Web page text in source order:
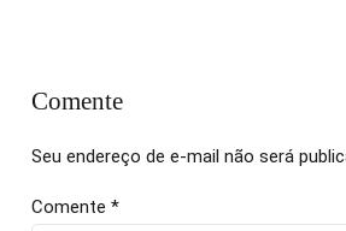
Comente
Seu endereço de e-mail não será
Comente *